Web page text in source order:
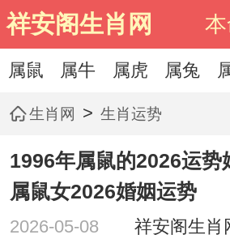
祥安阁生肖网
属鼠 属牛 属虎 属兔
生肖网 > 生肖运势
1996年属鼠的2026运势
属鼠女2026婚姻运势
2026-05-08 祥安阁生肖